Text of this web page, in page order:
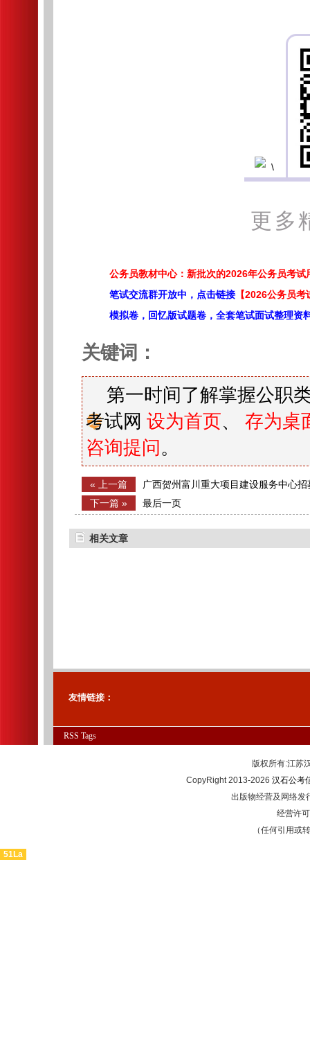
更多
公务员教材中心：新批次的2026年公务员考试
笔试交流群开放中，点击链接 【2026公务员
模拟卷，回忆版试题卷，全套笔试面试整理资
关键词：
第一时间了解掌握公职
考试网 设为首页、 存为桌
咨询提问 。
« 上一篇 广西贺州富川重大项目建设服务中心
公告
下一篇 » 最后一页
相关文章
友情链接：
RSS Tags
版权所有:江
CopyRight 2013-2026 汉石公考
出版物经营及网络发
经营许
（任何引用或
51La